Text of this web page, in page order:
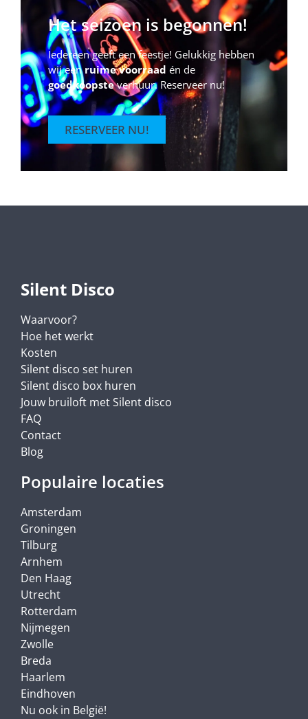
Het seizoen is begonnen!
Iedereen geeft een feestje! Gelukkig hebben
wij eenruime voorraad én de
goedkoopsteverhuur. Reserveer nu!
RESERVEER NU!
Silent Disco
Waarvoor?
Hoe het werkt
Kosten
Silent disco set huren
Silent disco box huren
Jouw bruiloft met Silent disco
FAQ
Contact
Blog
Populaire locaties
Amsterdam
Groningen
Tilburg
Arnhem
Den Haag
Utrecht
Rotterdam
Nijmegen
Zwolle
Breda
Haarlem
Eindhoven
Nu ook in België!